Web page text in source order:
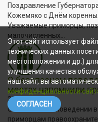
Поздравление
Кожемяко с Днём
Уважаемые приморцы,
малочисленных...
О безопасном
местах напомнили
30.04.2026
О безопасном поведении
приморцам
Этот сайт использует
технических данных
местоположении и др.)
улучшения качества
наш сайт, вы
конфиденциальности
СОГЛАСЕН